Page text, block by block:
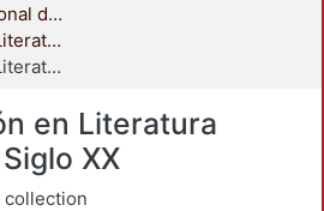
Coordinación Divisional de Posgrado
Especialización en Literatura Mexicana del Siglo XX
Especialización en Literatura Mexicana del Siglo XX
en Literatura
XX
collection